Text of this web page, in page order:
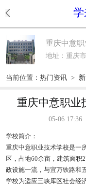
学
重庆中意
地址：重庆
当前位置： 热门资讯 >
重庆中意职业
05-06 17:36
学校简介：
重庆中意职业技术学校是一
区，占地60余亩，建筑面积
政设施一流，与宜万铁路和
学校为适应三峡库区社会经